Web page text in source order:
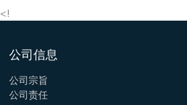
<!
公司信息
公司宗旨
公司责任